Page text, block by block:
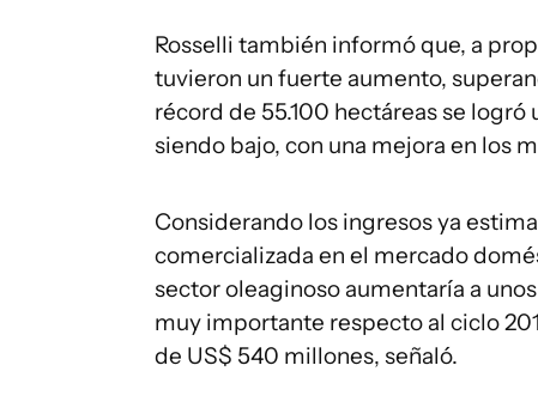
Rosselli también informó que, a
tuvieron un fuerte aumento,
récord de 55.100 hectáreas se
siendo bajo, con una mejora en los
Considerando los ingresos ya
comercializada en el mercado
sector oleaginoso aumentaría a
muy importante respecto al ciclo
de US$ 540 millones, señaló.